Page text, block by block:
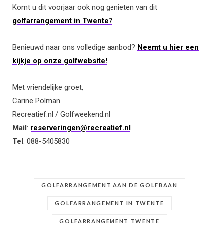
Komt u dit voorjaar ook nog genieten van dit
golfarrangement in Twente?
Benieuwd naar ons volledige aanbod? Neemt u hier een
kijkje op onze golfwebsite!
Met vriendelijke groet,
Carine Polman
Recreatief.nl / Golfweekend.nl
Mail: reserveringen@recreatief.nl
Tel: 088-5405830
GOLFARRANGEMENT AAN DE GOLFBAAN
GOLFARRANGEMENT IN TWENTE
GOLFARRANGEMENT TWENTE